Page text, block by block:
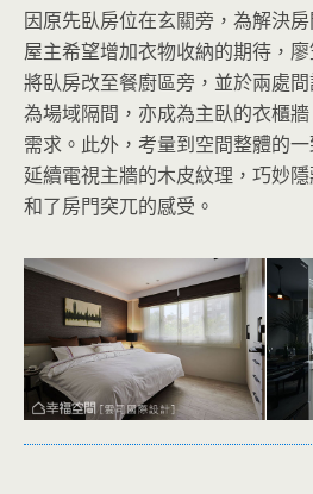
因原先臥房位在玄關旁，為解決
屋主希望增加衣物收納的期待，
將臥房改至餐廚區旁，並於兩處
為場域隔間，亦成為主臥的衣櫃
需求。此外，考量到空間整體的
延續電視主牆的木皮紋理，巧妙
和了房門突兀的感受。